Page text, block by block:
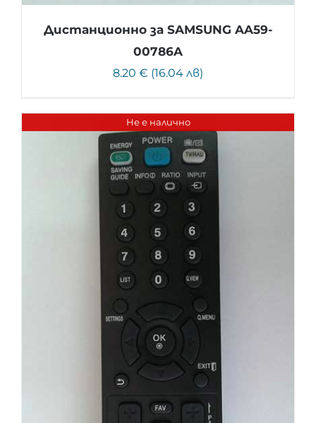
Дистанционно за SAMSUNG AA59-
00786A
8.20 € (16.04 лв)
Не е налично